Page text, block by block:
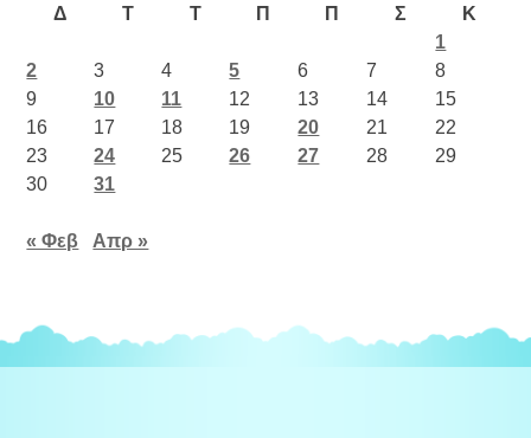
Δ
Τ Τ Π Π Σ
Κ
1
2
3 4 5 6 7
8
9
10 11 12 13 14
15
16
17 18 19 20 21
22
23
24 25 26 27 28
29
30
31
« Φεβ Απρ »